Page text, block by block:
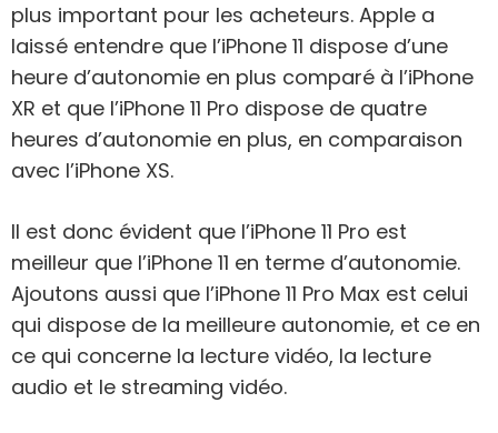
plus important pour les acheteurs. Apple a
laissé entendre que l’iPhone 11 dispose d’une
heure d’autonomie en plus comparé à l’iPhone
XR et que l’iPhone 11 Pro dispose de quatre
heures d’autonomie en plus, en comparaison
avec l’iPhone XS.
Il est donc évident que l’iPhone 11 Pro est
meilleur que l’iPhone 11 en terme d’autonomie.
Ajoutons aussi que l’iPhone 11 Pro Max est celui
qui dispose de la meilleure autonomie, et ce en
ce qui concerne la lecture vidéo, la lecture
audio et le streaming vidéo.